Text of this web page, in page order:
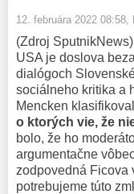
12. februára 2022 08:58
(Zdroj
USA je doslova
dialógoch
sociálneho kritika a
Mencken
o ktorých vie, že
bolo, že ho
argumentačne
zodpovedná Ficova
potrebujeme túto